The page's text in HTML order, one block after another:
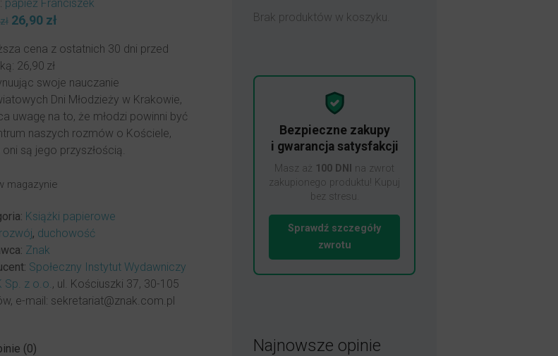
papież Franciszek
zł Pierwotna
wynosiła:
29,90zł.
26,90 złAktualna
wynosi:
cena z ostatnich 30 dni przed
26,90 zł
swoje nauczanie
Dni Młodzieży w Krakowie,
uwagę na to, że młodzi powinni być
naszych rozmów o Kościele,
są jego przyszłością.
magazynie
Książki papierowe
rozwój, duchowość
Znak
Społeczny Instytut Wydawniczy
Sp. z o.o. , ul. Kościuszki 37, 30-105
e-mail: sekretariat@znak.com.pl
(0)
Brak produktów w koszyku.
Bezpieczne zakupy
i gwarancja satysfakcji
Masz aż 100 DNI
na zwrot
zakupionego produktu! Kupuj
bez stresu.
Sprawdź szczegóły
zwrotu
Najnowsze opinie